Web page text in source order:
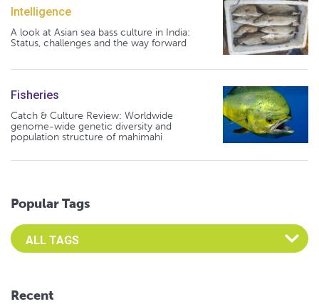
Intelligence
A look at Asian sea bass culture in India:
Status, challenges and the way forward
Fisheries
Catch & Culture Review: Worldwide
genome-wide genetic diversity and
population structure of mahimahi
Popular Tags
Select an Advocate Tag to view it's posts
Recent